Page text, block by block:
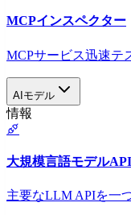
MCPインスペクター
MCPサービス迅速テ
AIモデル
情報
大規模言語モデルAPI
主要なLLM APIを一